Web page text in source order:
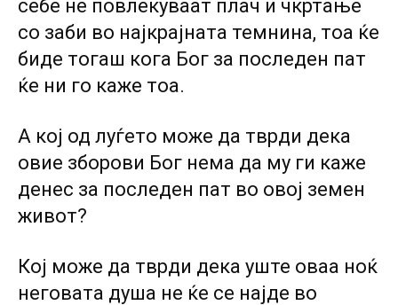
себе не повлекуваат плач и чкртање
co заби во најкрајната темнина, тоа ќе
биде тогаш кога Бог за последен пат
ќе ни го каже тоа.
А кој од луѓето може да тврди дека
овие зборови Бог нема да му ги каже
денес за последен пат во овој земен
живот?
Кој може да тврди дека уште оваа ноќ
неговата душа не ќе се најде во